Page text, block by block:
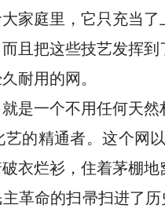
家庭里，它只充
且把这些技艺发挥
耐用的网。
是一个不用任何天
的精通者。这个网
衣烂衫，住着茅棚
革命的扫帚扫进了